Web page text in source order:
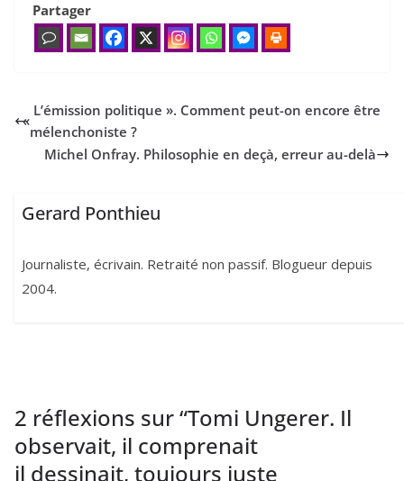
Partager
«
L’émission politique ». Comment peut-on encore être
mélenchoniste ?
Michel Onfray. Philosophie en deçà, erreur au-delà
Gerard Ponthieu
Journaliste, écrivain. Retraité non passif. Blogueur depuis
2004.
2 réflexions sur “Tomi Ungerer. Il
observait, il comprenait
il dessinait, toujours juste